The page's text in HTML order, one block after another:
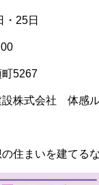
25日
5267
式会社 体感ル
住まいを建てる